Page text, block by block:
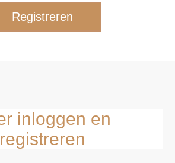
inloggen en
registreren